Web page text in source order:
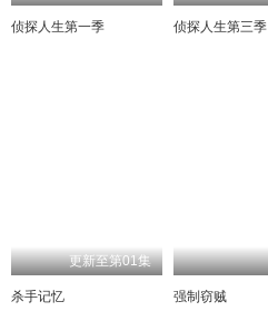
侦探人生第一季 侦探人生第三季
更新至第01集
杀手记忆 强制窃贼